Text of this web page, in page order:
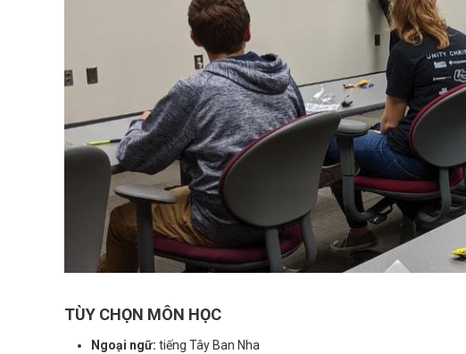
TÙY CHỌN MÔN HỌC
Ngoại ngữ: tiếng Tây Ban Nha